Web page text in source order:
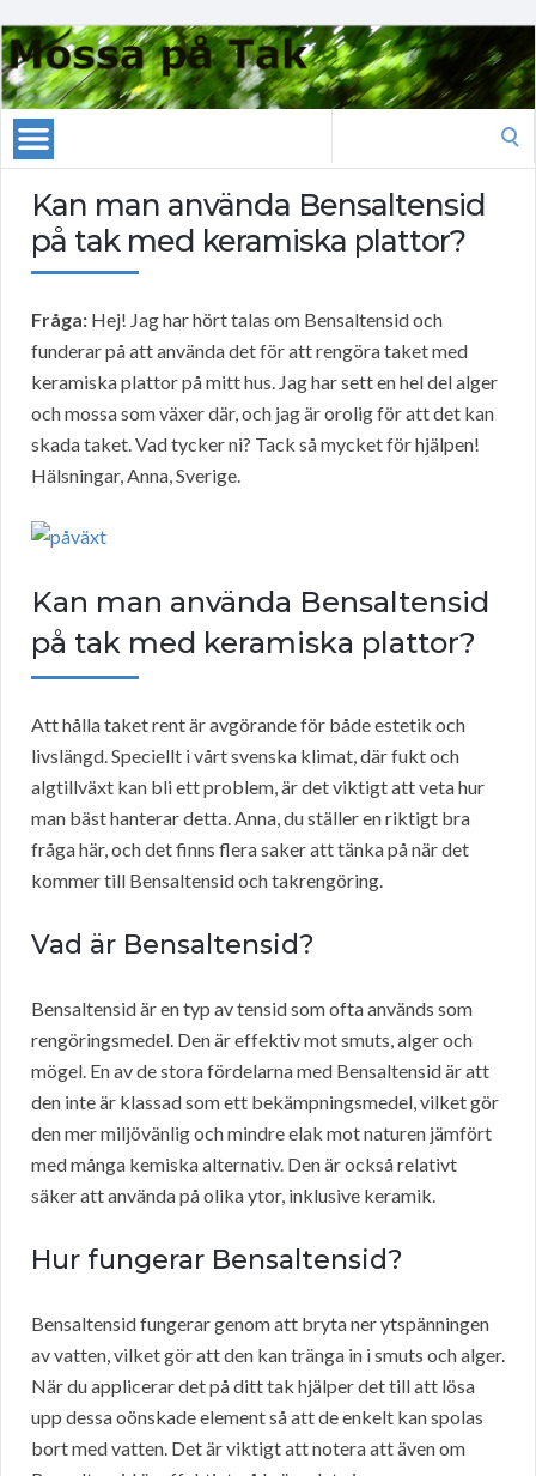
Kan man använda Bensaltensid
på tak med keramiska plattor?
Fråga: Hej! Jag har hört talas om Bensaltensid och
funderar på att använda det för att rengöra taket med
keramiska plattor på mitt hus. Jag har sett en hel del alger
och mossa som växer där, och jag är orolig för att det kan
skada taket. Vad tycker ni? Tack så mycket för hjälpen!
Hälsningar, Anna, Sverige.
Kan man använda Bensaltensid
på tak med keramiska plattor?
Att hålla taket rent är avgörande för både estetik och
livslängd. Speciellt i vårt svenska klimat, där fukt och
algtillväxt kan bli ett problem, är det viktigt att veta hur
man bäst hanterar detta. Anna, du ställer en riktigt bra
fråga här, och det finns flera saker att tänka på när det
kommer till Bensaltensid och takrengöring.
Vad är Bensaltensid?
Bensaltensid är en typ av tensid som ofta används som
rengöringsmedel. Den är effektiv mot smuts, alger och
mögel. En av de stora fördelarna med Bensaltensid är att
den inte är klassad som ett bekämpningsmedel, vilket gör
den mer miljövänlig och mindre elak mot naturen jämfört
med många kemiska alternativ. Den är också relativt
säker att använda på olika ytor, inklusive keramik.
Hur fungerar Bensaltensid?
Bensaltensid fungerar genom att bryta ner ytspänningen
av vatten, vilket gör att den kan tränga in i smuts och alger.
När du applicerar det på ditt tak hjälper det till att lösa
upp dessa oönskade element så att de enkelt kan spolas
bort med vatten. Det är viktigt att notera att även om